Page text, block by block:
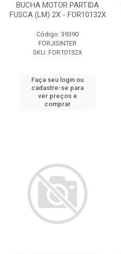
BUCHA MOTOR PARTIDA
FUSCA (LM) 2X - FOR10132X
Código: 39390
FORJISINTER
SKU: FOR10132X
Faça seu login ou
cadastre-se para
ver preços e
comprar